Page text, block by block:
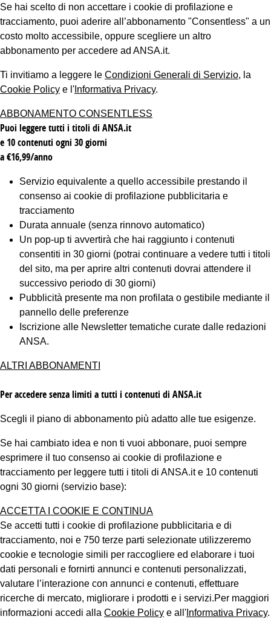
Se hai scelto di non accettare i cookie di profilazione e
tracciamento, puoi aderire all’abbonamento "Consentless" a un
costo molto accessibile, oppure scegliere un altro
abbonamento per accedere ad ANSA.it.
Ti invitiamo a leggere le Condizioni Generali di Servizio, la
Cookie Policy e l' Informativa Privacy.
ABBONAMENTO CONSENTLESS
Puoi leggere tutti i titoli di ANSA.it
e 10 contenuti ogni 30 giorni
a €16,99/anno
Servizio equivalente a quello accessibile prestando il
consenso ai cookie di profilazione pubblicitaria e
tracciamento
Durata annuale (senza rinnovo automatico)
Un pop-up ti avvertirà che hai raggiunto i contenuti
consentiti in 30 giorni (potrai continuare a vedere tutti i titoli
del sito, ma per aprire altri contenuti dovrai attendere il
successivo periodo di 30 giorni)
Pubblicità presente ma non profilata o gestibile mediante il
pannello delle preferenze
Iscrizione alle Newsletter tematiche curate dalle redazioni
ANSA.
ALTRI ABBONAMENTI
Per accedere senza limiti a tutti i contenuti di ANSA.it
Scegli il piano di abbonamento più adatto alle tue esigenze.
Se hai cambiato idea e non ti vuoi abbonare, puoi sempre
esprimere il tuo consenso ai cookie di profilazione e
tracciamento per leggere tutti i titoli di ANSA.it e 10 contenuti
ogni 30 giorni (servizio base):
ACCETTA I COOKIE E CONTINUA
Se accetti tutti i cookie di profilazione pubblicitaria e di
tracciamento, noi e 750 terze parti selezionate utilizzeremo
cookie e tecnologie simili per raccogliere ed elaborare i tuoi
dati personali e fornirti annunci e contenuti personalizzati,
valutare l’interazione con annunci e contenuti, effettuare
ricerche di mercato, migliorare i prodotti e i servizi.Per maggiori
informazioni accedi alla Cookie Policy e all' Informativa Privacy.